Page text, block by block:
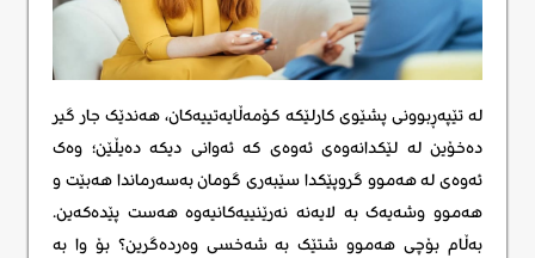
لە تێپەڕبوونی پشێوی کارلێکە کۆمەڵایەتییەکان، هەندێک جار گیر
دەخۆین لە لێکدانەوەی ئەوەی کە ئەوانی دیکە دەیڵێن؛ وەک
ئەوەی لە هەموو گروپێکدا سێبەری گومان بەسەرماندا هەبێت و
هەموو وشەیەک بە لایەنە نەرێنییەکانیەوە هەست پێدەکەین.
بەڵام بۆچی هەموو شتێک بە شەخسی وەردەگرین؟ بۆ وا بە